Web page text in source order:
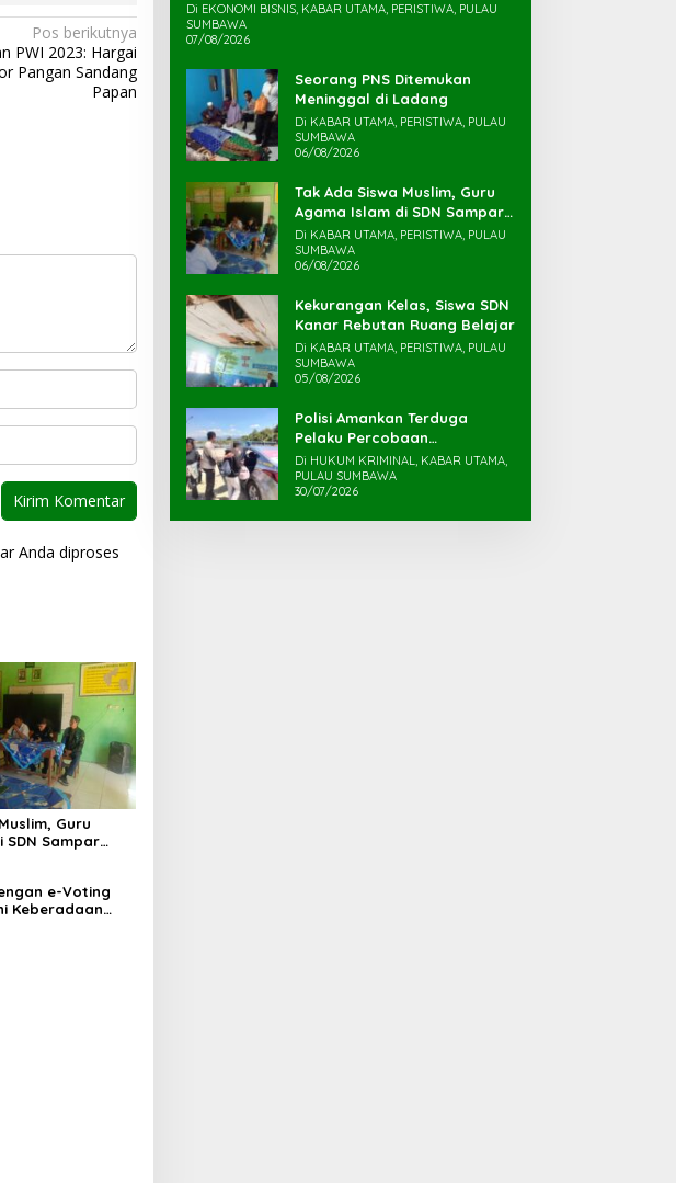
Pos berikutnya
PWI 2023: Hargai
Pangan Sandang
Papan
Anda diproses
Guru
SDN Sampar
e-Voting
Keberadaan
Di EKONOMI BISNIS, KABAR UTAMA, PERISTIWA, PULAU
SUMBAWA
07/08/2026
Seorang PNS Ditemukan
Meninggal di Ladang
Di KABAR UTAMA, PERISTIWA, PULAU
SUMBAWA
06/08/2026
Tak Ada Siswa Muslim, Guru
Agama Islam di SDN Sampar
Maras Terkatung-katung ‎
Di KABAR UTAMA, PERISTIWA, PULAU
SUMBAWA
06/08/2026
Kekurangan Kelas, Siswa SDN
Kanar Rebutan Ruang Belajar
Di KABAR UTAMA, PERISTIWA, PULAU
SUMBAWA
05/08/2026
Polisi Amankan Terduga
Pelaku Percobaan
Pemerkosaan yang Ancam
Korban dengan Parang
Di HUKUM KRIMINAL, KABAR UTAMA,
PULAU SUMBAWA
30/07/2026